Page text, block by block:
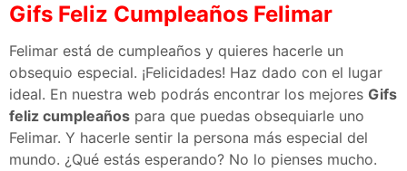
Gifs Feliz Cumpleaños Felimar
Felimar está de cumpleaños y quieres hacerle un
obsequio especial. ¡Felicidades! Haz dado con el lugar
ideal. En nuestra web podrás encontrar los mejores Gifs
feliz cumpleaños para que puedas obsequiarle uno
Felimar. Y hacerle sentir la persona más especial del
mundo. ¿Qué estás esperando? No lo pienses mucho.